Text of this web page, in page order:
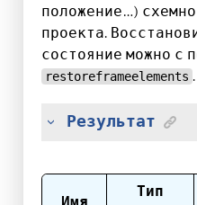
положение…)
проекта.
состояние можно с
restoreframeelements .
Результат
Тип